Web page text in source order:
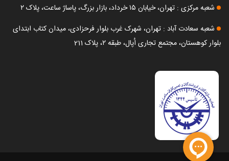
شعبه مرکزی : تهران، خیابان ۱۵ خرداد، بازار بزرگ، پاساژ ساعت، پلاک ۲
شعبه سعادت آباد : تهران، شهرک غرب بلوار فرحزادی، میدان کتاب ابتدای
بلوار کوهستان، مجتمع تجاری اُپال، طبقه ۲، پلاک 211